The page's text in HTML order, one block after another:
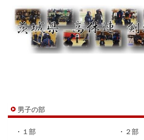
男子の部
・１部 ・２部